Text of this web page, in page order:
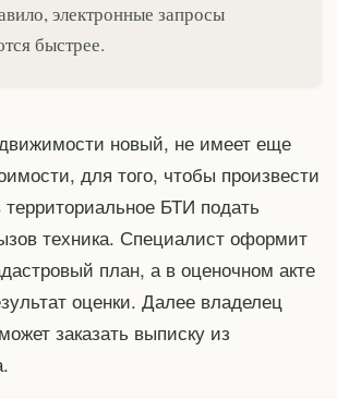
электронные запросы
быстрее.
новый, не имеет еще
для того, чтобы произвести
БТИ подать
техника. Специалист оформит
план, а в оценочном акте
оценки. Далее владелец
заказать выписку из